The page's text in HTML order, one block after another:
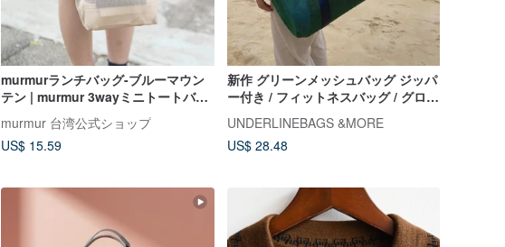
murmurランチバッグ-ブルーマウン
テン | murmur 3wayミニトートバッ
グ おすすめ
murmur 台湾公式ショップ
US$ 15.59
新作 グリーンメッシュバッグ ジッパ
ー付き / フィットネスバッグ / グロサ
リーバッグ / ビーチバッグ Lサイズ
UNDERLINEBAGS &MORE
US$ 28.48